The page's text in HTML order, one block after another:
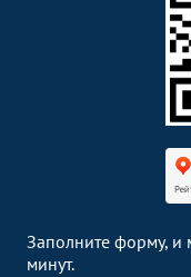
Заполните форму, и
минут.